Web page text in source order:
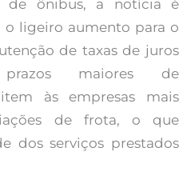
de ônibus, a notícia é
o ligeiro aumento para o
de taxas de juros
maiores de
às empresas mais
de frota, o que
dos serviços prestados